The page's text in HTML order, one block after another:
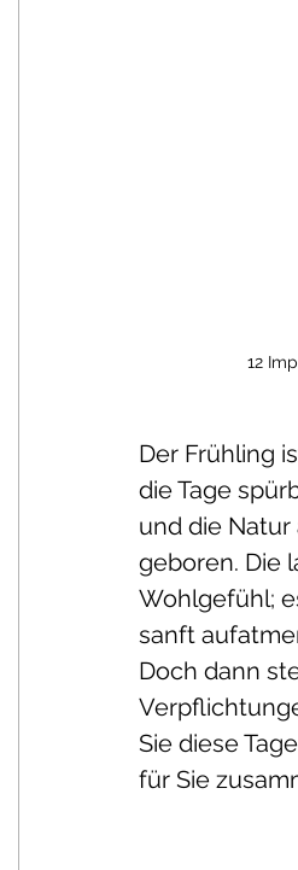
12
Der Frühling
die Tage
und die
geboren. Die
Wohlgefühl;
sanft
Doch dann
Sie diese
für Sie